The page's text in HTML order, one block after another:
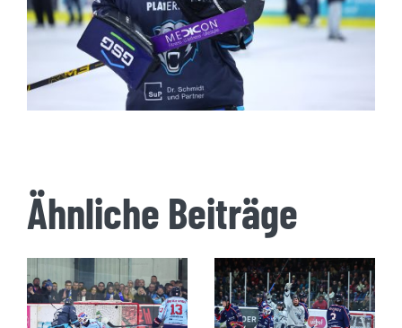
Ähnliche Beiträge